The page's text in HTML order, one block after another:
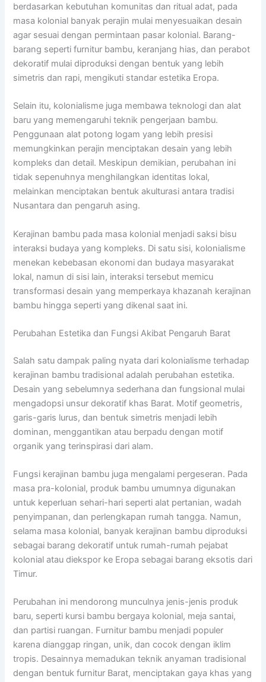
berdasarkan kebutuhan komunitas dan ritual adat, pada
masa kolonial banyak perajin mulai menyesuaikan desain
agar sesuai dengan permintaan pasar kolonial. Barang-
barang seperti furnitur bambu, keranjang hias, dan perabot
dekoratif mulai diproduksi dengan bentuk yang lebih
simetris dan rapi, mengikuti standar estetika Eropa.
Selain itu, kolonialisme juga membawa teknologi dan alat
baru yang memengaruhi teknik pengerjaan bambu.
Penggunaan alat potong logam yang lebih presisi
memungkinkan perajin menciptakan desain yang lebih
kompleks dan detail. Meskipun demikian, perubahan ini
tidak sepenuhnya menghilangkan identitas lokal,
melainkan menciptakan bentuk akulturasi antara tradisi
Nusantara dan pengaruh asing.
Kerajinan bambu pada masa kolonial menjadi saksi bisu
interaksi budaya yang kompleks. Di satu sisi, kolonialisme
menekan kebebasan ekonomi dan budaya masyarakat
lokal, namun di sisi lain, interaksi tersebut memicu
transformasi desain yang memperkaya khazanah kerajinan
bambu hingga seperti yang dikenal saat ini.
Perubahan Estetika dan Fungsi Akibat Pengaruh Barat
Salah satu dampak paling nyata dari kolonialisme terhadap
kerajinan bambu tradisional adalah perubahan estetika.
Desain yang sebelumnya sederhana dan fungsional mulai
mengadopsi unsur dekoratif khas Barat. Motif geometris,
garis-garis lurus, dan bentuk simetris menjadi lebih
dominan, menggantikan atau berpadu dengan motif
organik yang terinspirasi dari alam.
Fungsi kerajinan bambu juga mengalami pergeseran. Pada
masa pra-kolonial, produk bambu umumnya digunakan
untuk keperluan sehari-hari seperti alat pertanian, wadah
penyimpanan, dan perlengkapan rumah tangga. Namun,
selama masa kolonial, banyak kerajinan bambu diproduksi
sebagai barang dekoratif untuk rumah-rumah pejabat
kolonial atau diekspor ke Eropa sebagai barang eksotis dari
Timur.
Perubahan ini mendorong munculnya jenis-jenis produk
baru, seperti kursi bambu bergaya kolonial, meja santai,
dan partisi ruangan. Furnitur bambu menjadi populer
karena dianggap ringan, unik, dan cocok dengan iklim
tropis. Desainnya memadukan teknik anyaman tradisional
dengan bentuk furnitur Barat, menciptakan gaya khas yang